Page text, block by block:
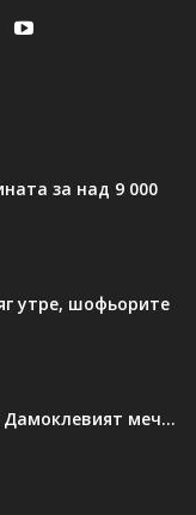
за над 9 000
утре, шофьорите
Дамоклевият меч…